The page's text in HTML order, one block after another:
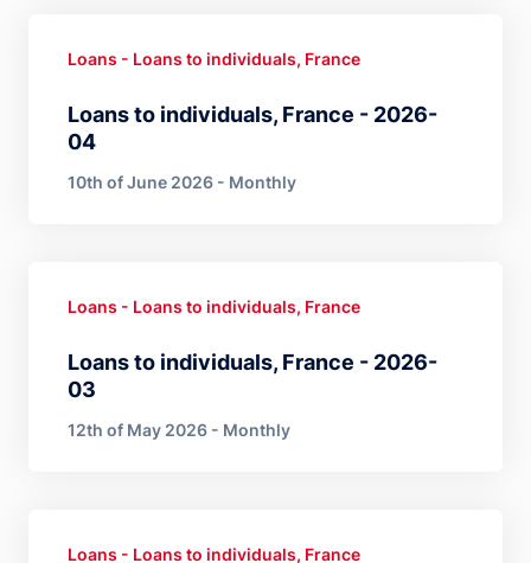
Loans to individuals, France - 2026-
04
Loans - Loans to individuals, France
10th of June 2026 - Monthly
Loans to individuals, France - 2026-
03
Loans - Loans to individuals, France
12th of May 2026 - Monthly
Loans - Loans to individuals, France